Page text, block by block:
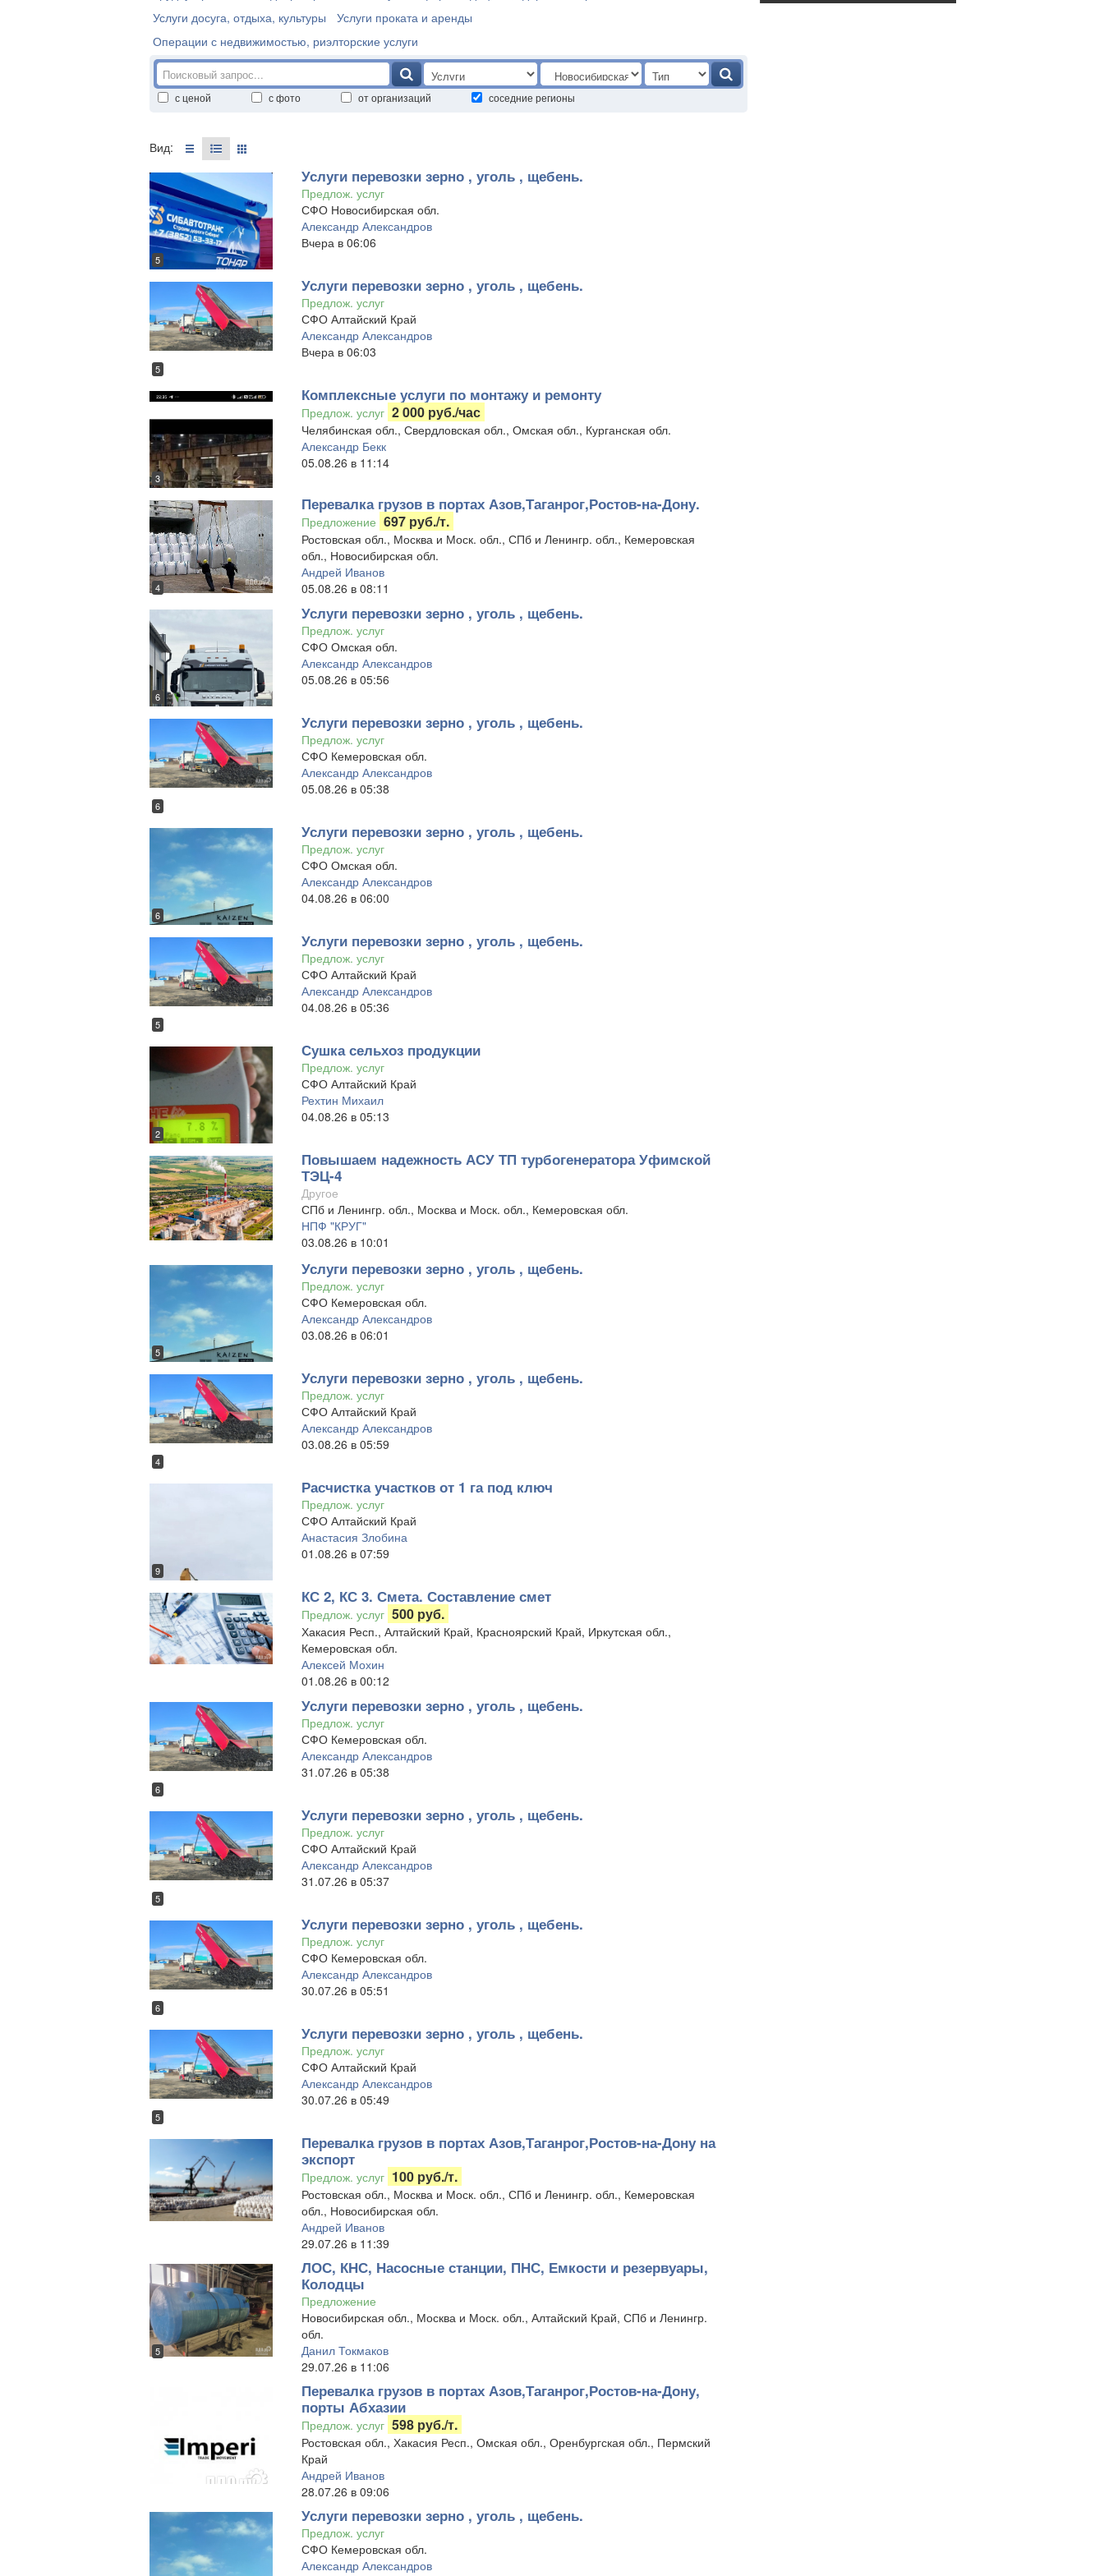
Услуги досуга, отдыха, культуры
Услуги проката и аренды
Операции с недвижимостью, риэлторские услуги
с ценой с фото от организаций соседние регионы
Вид:
5
Услуги перевозки зерно , уголь , щебень.
Предлож. услуг
СФО Новосибирская обл.
Александр Александров
Вчера в 06:06
5
Услуги перевозки зерно , уголь , щебень.
Предлож. услуг
СФО Алтайский Край
Александр Александров
Вчера в 06:03
3
Комплексные услуги по монтажу и ремонту
Предлож. услуг 2 000 руб./час
Челябинская обл., Свердловская обл., Омская обл., Курганская обл.
Александр Бекк
05.08.26 в 11:14
4
Перевалка грузов в портах Азов,Таганрог,Ростов-на-Дону.
Предложение 697 руб./т.
Ростовская обл., Москва и Моск. обл., СПб и Ленингр. обл., Кемеровская
обл., Новосибирская обл.
Андрей Иванов
05.08.26 в 08:11
6
Услуги перевозки зерно , уголь , щебень.
Предлож. услуг
СФО Омская обл.
Александр Александров
05.08.26 в 05:56
6
Услуги перевозки зерно , уголь , щебень.
Предлож. услуг
СФО Кемеровская обл.
Александр Александров
05.08.26 в 05:38
6
Услуги перевозки зерно , уголь , щебень.
Предлож. услуг
СФО Омская обл.
Александр Александров
04.08.26 в 06:00
5
Услуги перевозки зерно , уголь , щебень.
Предлож. услуг
СФО Алтайский Край
Александр Александров
04.08.26 в 05:36
2
Сушка сельхоз продукции
Предлож. услуг
СФО Алтайский Край
Рехтин Михаил
04.08.26 в 05:13
Повышаем надежность АСУ ТП турбогенератора Уфимской
ТЭЦ-4
Другое
СПб и Ленингр. обл., Москва и Моск. обл., Кемеровская обл.
НПФ "КРУГ"
03.08.26 в 10:01
5
Услуги перевозки зерно , уголь , щебень.
Предлож. услуг
СФО Кемеровская обл.
Александр Александров
03.08.26 в 06:01
4
Услуги перевозки зерно , уголь , щебень.
Предлож. услуг
СФО Алтайский Край
Александр Александров
03.08.26 в 05:59
9
Расчистка участков от 1 га под ключ
Предлож. услуг
СФО Алтайский Край
Анастасия Злобина
01.08.26 в 07:59
КС 2, КС 3. Смета. Составление смет
Предлож. услуг 500 руб.
Хакасия Респ., Алтайский Край, Красноярский Край, Иркутская обл.,
Кемеровская обл.
Алексей Мохин
01.08.26 в 00:12
6
Услуги перевозки зерно , уголь , щебень.
Предлож. услуг
СФО Кемеровская обл.
Александр Александров
31.07.26 в 05:38
5
Услуги перевозки зерно , уголь , щебень.
Предлож. услуг
СФО Алтайский Край
Александр Александров
31.07.26 в 05:37
6
Услуги перевозки зерно , уголь , щебень.
Предлож. услуг
СФО Кемеровская обл.
Александр Александров
30.07.26 в 05:51
5
Услуги перевозки зерно , уголь , щебень.
Предлож. услуг
СФО Алтайский Край
Александр Александров
30.07.26 в 05:49
Перевалка грузов в портах Азов,Таганрог,Ростов-на-Дону на
экспорт
Предлож. услуг 100 руб./т.
Ростовская обл., Москва и Моск. обл., СПб и Ленингр. обл., Кемеровская
обл., Новосибирская обл.
Андрей Иванов
29.07.26 в 11:39
5
ЛОС, КНС, Насосные станции, ПНС, Емкости и резервуары,
Колодцы
Предложение
Новосибирская обл., Москва и Моск. обл., Алтайский Край, СПб и Ленингр.
обл.
Данил Токмаков
29.07.26 в 11:06
Перевалка грузов в портах Азов,Таганрог,Ростов-на-Дону,
порты Абхазии
Предлож. услуг 598 руб./т.
Ростовская обл., Хакасия Респ., Омская обл., Оренбургская обл., Пермский
Край
Андрей Иванов
28.07.26 в 09:06
Услуги перевозки зерно , уголь , щебень.
Предлож. услуг
СФО Кемеровская обл.
Александр Александров